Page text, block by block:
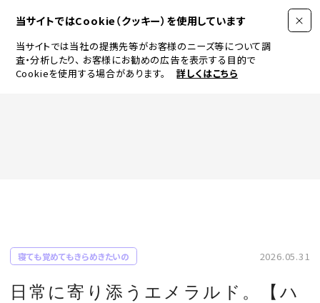
当サイトではCookie（クッキー）を使用しています
当サイトでは当社の提携先等がお客様のニーズ等について調
査・分析したり、 お客様にお勧めの広告を表示する目的で
Cookieを使用する場合があります。
詳しくはこちら
JEWELRY & WATCH
LIFESTYLE
寝ても覚めてもきらめきたいの 2026.05.31
日常に寄り添うエメラルド。【ハ